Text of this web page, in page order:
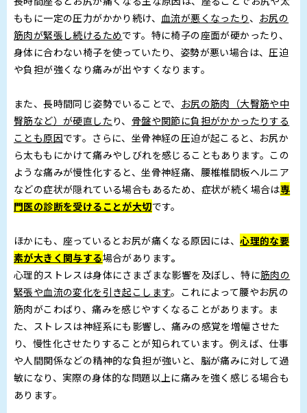
ももに一定の圧力がかかり続け、 血流が悪くなったり 、 お尻の
筋肉が緊張し続けるためです。特に椅子の座面が硬かったり、
身体に合わない椅子を使っていたり、姿勢が悪い場合は、圧迫
や負担が強くなり痛みが出やすくなります。
また、長時間同じ姿勢でいることで、
お尻の筋肉（大臀筋や中
臀筋など）が硬直した り、 骨盤や関節に負担がかかったりする
ことも原因です。さらに、坐骨神経の圧迫が起こると、お尻か
ら太ももにかけて痛みやしびれを感じることもあります。この
ような痛みが慢性化すると、坐骨神経痛、腰椎椎間板ヘルニア
などの症状が隠れている場合もあるため、症状が続く場合は専
門医の診断を受けることが大切です。
ほかにも、座っているとお尻が痛くなる原因には、心理的な要
素が大きく関与する場合があります。
心理的ストレスは身体にさまざまな影響を及ぼし、特に筋肉の
緊張や血流の変化を引き起こします。これによって腰やお尻の
筋肉がこわばり、痛みを感じやすくなることがあります。ま
た、ストレスは神経系にも影響し、痛みの感覚を増幅させた
り、慢性化させたりすることが知られています。例えば、仕事
や人間関係などの精神的な負担が強いと、脳が痛みに対して過
敏になり、実際の身体的な問題以上に痛みを強く感じる場合も
あります。